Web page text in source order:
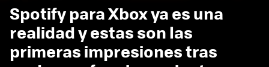
Spotify para Xbox ya es una
realidad y estas son las
primeras impresiones tras